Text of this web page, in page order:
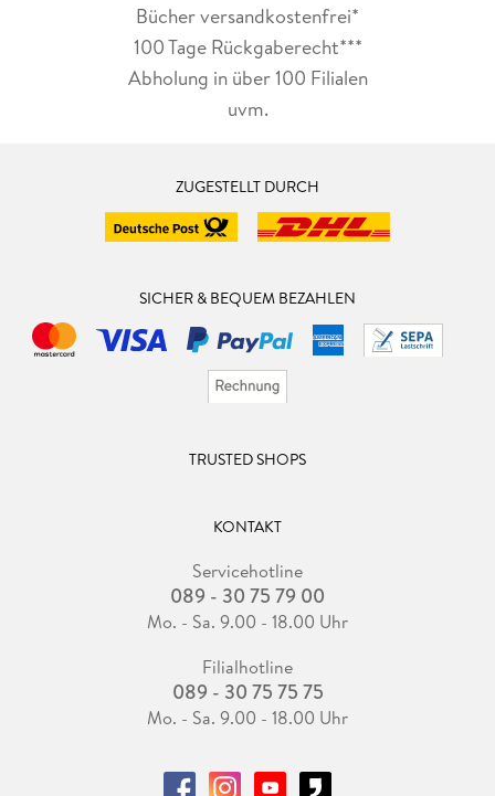
Bücher versandkostenfrei*
100 Tage Rückgaberecht***
Abholung in über 100 Filialen
uvm.
ZUGESTELLT DURCH
SICHER & BEQUEM BEZAHLEN
TRUSTED SHOPS
KONTAKT
Servicehotline
089 - 30 75 79 00
Mo. - Sa. 9.00 - 18.00 Uhr
Filialhotline
089 - 30 75 75 75
Mo. - Sa. 9.00 - 18.00 Uhr